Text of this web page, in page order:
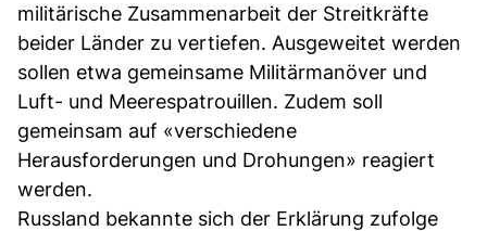
militärische Zusammenarbeit der Streitkräfte
beider Länder zu vertiefen. Ausgeweitet werden
sollen etwa gemeinsame Militärmanöver und
Luft- und Meerespatrouillen. Zudem soll
gemeinsam auf «verschiedene
Herausforderungen und Drohungen» reagiert
werden.
Russland bekannte sich der Erklärung zufolge